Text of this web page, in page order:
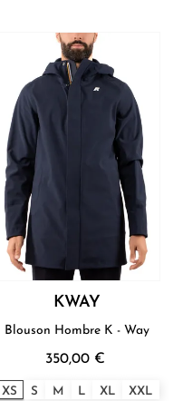
KWAY
Blouson Hombre K - Way
350,00 €
XS S M L XL XXL